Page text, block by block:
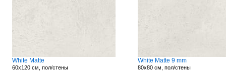
White Matte
60x120 см, пол/стены
White Matte 9 mm
80x80 см, пол/стены